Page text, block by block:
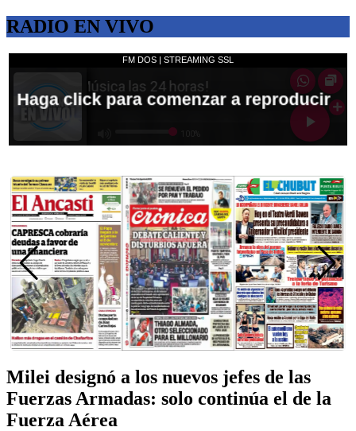
RADIO EN VIVO
Milei designó a los nuevos jefes de las
Fuerzas Armadas: solo continúa el de la
Fuerza Aérea